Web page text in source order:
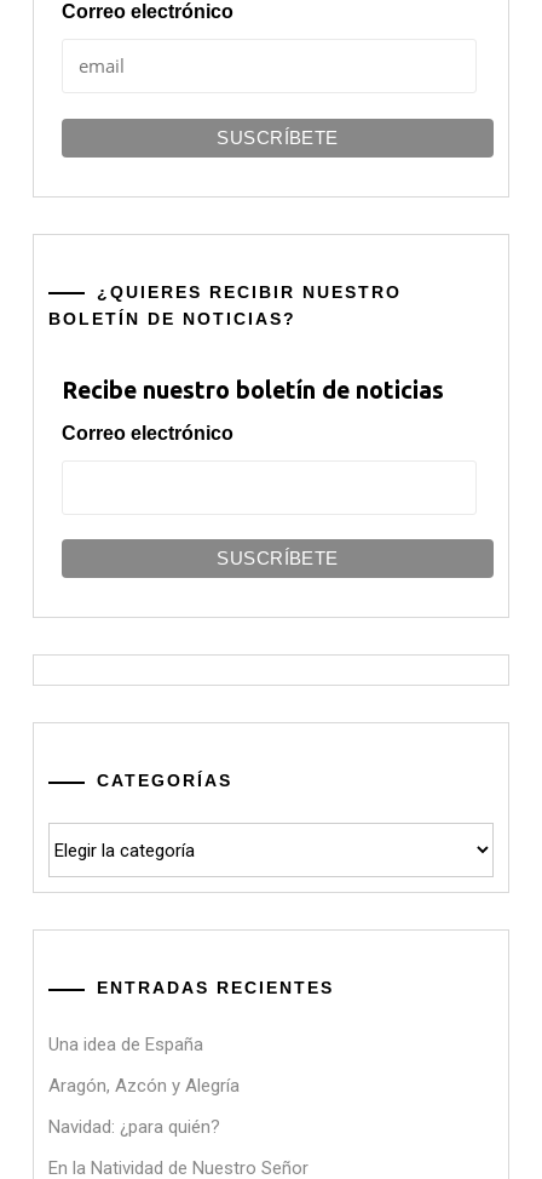
Correo electrónico
¿QUIERES RECIBIR NUESTRO
BOLETÍN DE NOTICIAS?
Recibe nuestro boletín de noticias
Correo electrónico
CATEGORÍAS
ENTRADAS RECIENTES
Una idea de España
Aragón, Azcón y Alegría
Navidad: ¿para quién?
En la Natividad de Nuestro Señor